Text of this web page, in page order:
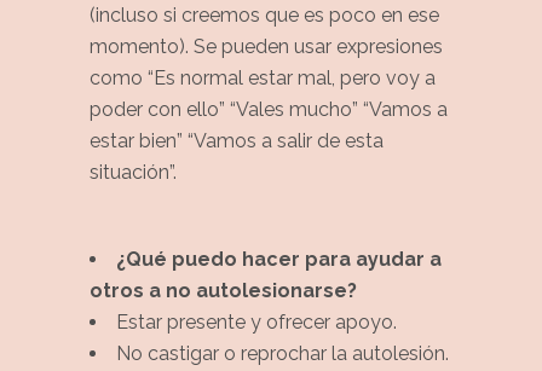
(incluso si creemos que es poco en ese
momento). Se pueden usar expresiones
como “Es normal estar mal, pero voy a
poder con ello” “Vales mucho” “Vamos a
estar bien” “Vamos a salir de esta
situación”.
¿Qué puedo hacer para ayudar a
otros a no autolesionarse?
Estar presente y ofrecer apoyo.
No castigar o reprochar la autolesión.